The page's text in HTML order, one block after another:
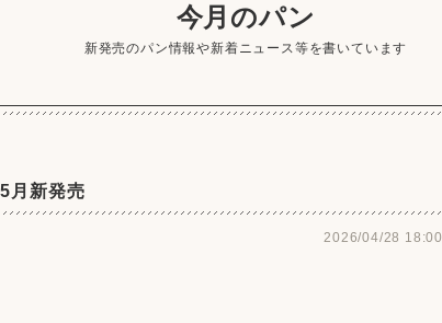
今月のパン
新発売のパン情報や新着ニュース等を書いています
月新発売
2026/04/28 18:00